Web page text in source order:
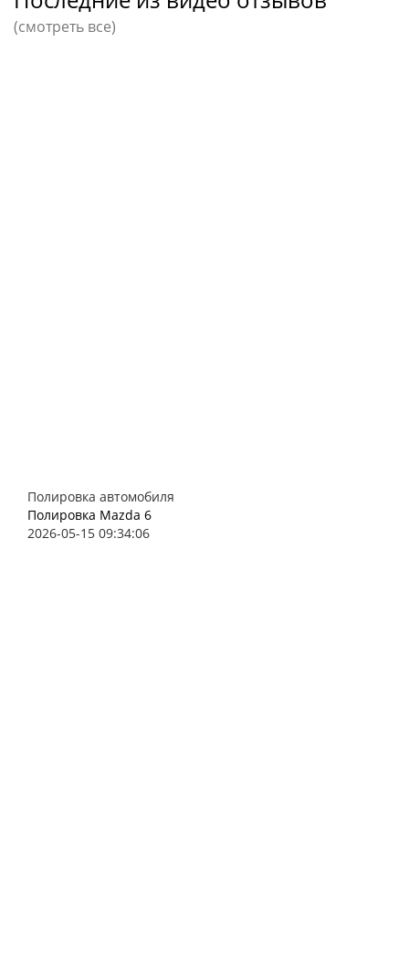
(смотреть все)
Полировка автомобиля
Полировка Mazda 6
2026-05-15 09:34:06